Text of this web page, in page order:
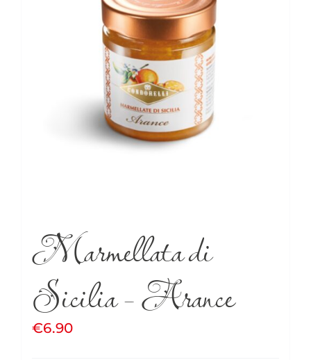
Marmellata di
Sicilia – Arance
€6.90